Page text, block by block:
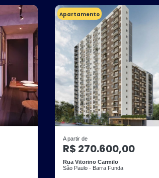
Apartamento
A partir de
R$ 270.600,00
Rua Vitorino Carmilo
São Paulo - Barra Funda